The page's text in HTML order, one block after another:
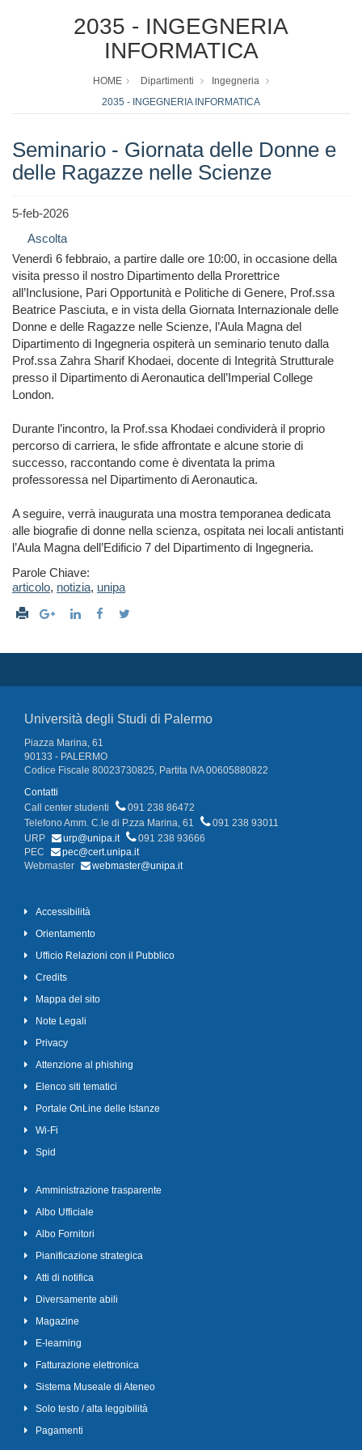
2035 - INGEGNERIA
INFORMATICA
HOME Dipartimenti
Ingegneria
2035 - INGEGNERIA INFORMATICA
Seminario - Giornata delle Donne e
delle Ragazze nelle Scienze
5-feb-2026
Ascolta
Venerdì 6 febbraio, a partire dalle ore 10:00, in occasione della
visita presso il nostro Dipartimento della Prorettrice
all’Inclusione, Pari Opportunità e Politiche di Genere, Prof.ssa
Beatrice Pasciuta, e in vista della Giornata Internazionale delle
Donne e delle Ragazze nelle Scienze, l’Aula Magna del
Dipartimento di Ingegneria ospiterà un seminario tenuto dalla
Prof.ssa Zahra Sharif Khodaei, docente di Integrità Strutturale
presso il Dipartimento di Aeronautica dell’Imperial College
London.
Durante l’incontro, la Prof.ssa Khodaei condividerà il proprio
percorso di carriera, le sfide affrontate e alcune storie di
successo, raccontando come è diventata la prima
professoressa nel Dipartimento di Aeronautica.
A seguire, verrà inaugurata una mostra temporanea dedicata
alle biografie di donne nella scienza, ospitata nei locali antistanti
l’Aula Magna dell’Edificio 7 del Dipartimento di Ingegneria.
Parole Chiave:
articolo, notizia, unipa
Università degli Studi di Palermo
Piazza Marina, 61
90133 - PALERMO
Codice Fiscale 80023730825, Partita IVA 00605880822
Contatti
Call center studenti
091 238 86472
Telefono Amm. C.le di P.zza Marina, 61
091 238 93011
URP
urp@unipa.it
091 238 93666
PEC
pec@cert.unipa.it
Webmaster
webmaster@unipa.it
Accessibilità
Orientamento
Ufficio Relazioni con il Pubblico
Credits
Mappa del sito
Note Legali
Privacy
Attenzione al phishing
Elenco siti tematici
Portale OnLine delle Istanze
Wi-Fi
Spid
Amministrazione trasparente
Albo Ufficiale
Albo Fornitori
Pianificazione strategica
Atti di notifica
Diversamente abili
Magazine
E-learning
Fatturazione elettronica
Sistema Museale di Ateneo
Solo testo / alta leggibilità
Pagamenti